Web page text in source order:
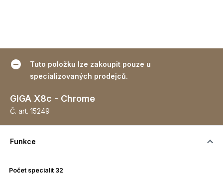
Tuto položku lze zakoupit pouze u
specializovaných prodejců.
GIGA X8c - Chrome
Č. art. 15249
Funkce